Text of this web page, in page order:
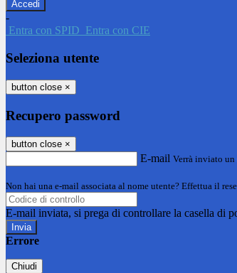
-
Entra con SPID Entra con CIE
Seleziona utente
button close ×
Recupero password
button close ×
E-mail Verrà inviato
Non hai una e-mail associata al nome utente? Effettua il
E-mail inviata, si prega di controllare la casella di
Errore
Chiudi